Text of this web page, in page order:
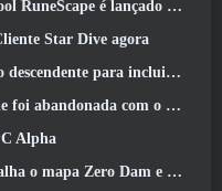
é lançado hoje
Star Dive agora
beta do novo conteúdo do Endgame
da atualização Radiant Wilds hoje
Alpha
expande a jogabilidade das operações